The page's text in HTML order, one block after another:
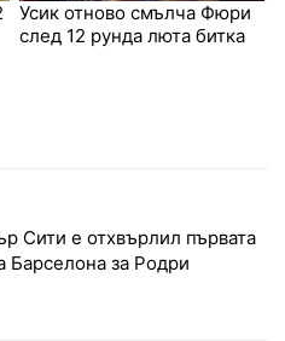
Усик отново смълча Фюри
след 12 рунда люта битка
Сити е отхвърлил първата
Барселона за Родри